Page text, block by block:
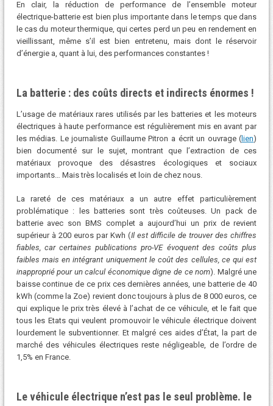
En clair, la réduction de performance de l’ensemble moteur
électrique-batterie est bien plus importante dans le temps que dans
le cas du moteur thermique, qui certes perd un peu en rendement en
vieillissant, même s’il est bien entretenu, mais dont le réservoir
d’énergie a, quant à lui, des performances constantes !
La batterie : des coûts directs et indirects énormes !
L’usage de matériaux rares utilisés par les batteries et les moteurs
électriques à haute performance est régulièrement mis en avant par
les médias. Le journaliste Guillaume Pitron a écrit un ouvrage (lien)
bien documenté sur le sujet, montrant que l’extraction de ces
matériaux provoque des désastres écologiques et sociaux
importants… Mais très localisés et loin de chez nous.
La rareté de ces matériaux a un autre effet particulièrement
problématique : les batteries sont très coûteuses. Un pack de
batterie avec son BMS complet a aujourd’hui un prix de revient
supérieur à 200 euros par Kwh (Il est difficile de trouver des chiffres
fiables, car certaines publications pro-VE évoquent des coûts plus
faibles mais en intégrant uniquement le coût des cellules, ce qui est
inapproprié pour un calcul économique digne de ce nom). Malgré une
baisse continue de ce prix ces dernières années, une batterie de 40
kWh (comme la Zoe) revient donc toujours à plus de 8 000 euros, ce
qui explique le prix très élevé à l’achat de ce véhicule, et le fait que
tous les Etats qui veulent promouvoir le véhicule électrique doivent
lourdement le subventionner. Et malgré ces aides d’État, la part de
marché des véhicules électriques reste négligeable, de l’ordre de
1,5% en France.
Le véhicule électrique n’est pas le seul problème. le